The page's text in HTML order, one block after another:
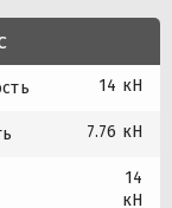
14 кН
7.76 кН
14
кН